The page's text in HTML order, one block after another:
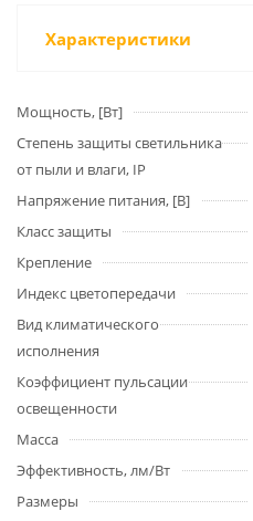
Характеристики
Мощность, [Вт]
Степень защиты светильника
от пыли и влаги, IP
Напряжение питания, [В]
Класс защиты
Крепление
Индекс цветопередачи
Вид климатического
исполнения
Коэффициент пульсации
освещенности
Масса
Эффективность, лм/Вт
Размеры